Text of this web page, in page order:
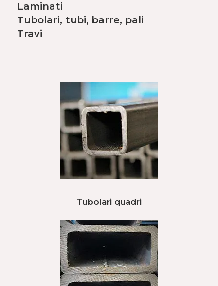
Laminati
Tubolari, tubi, barre, pali
Travi
Tubolari quadri